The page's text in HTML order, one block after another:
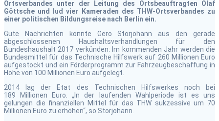
Ortsverbandes unter der Leitung des Ortsbeauftragten Olaf
Göttsche und lud vier Kameraden des THW-Ortsverbandes zu
einer politischen Bildungsreise nach Berlin ein.
Gute Nachrichten konnte Gero Storjohann aus den gerade
abgeschlossenen Haushaltsverhandlungen für den
Bundeshaushalt 2017 verkünden: Im kommenden Jahr werden die
Bundesmittel für das Technische Hilfswerk auf 260 Millionen Euro
aufgestockt und ein Förderprogramm zur Fahrzeugbeschaffung in
Höhe von 100 Millionen Euro aufgelegt.
2014 lag der Etat des Technischen Hilfswerkes noch bei
189 Millionen Euro. „In der laufenden Wahlperiode ist es uns
gelungen die finanziellen Mittel für das THW sukzessive um 70
Millionen Euro zu erhöhen“, so Storjohann.